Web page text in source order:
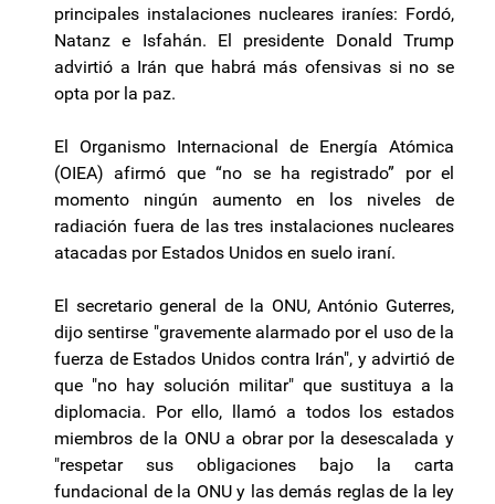
principales instalaciones nucleares iraníes: Fordó,
Natanz e Isfahán. El presidente Donald Trump
advirtió a Irán que habrá más ofensivas si no se
opta por la paz.
El Organismo Internacional de Energía Atómica
(OIEA) afirmó que “no se ha registrado” por el
momento ningún aumento en los niveles de
radiación fuera de las tres instalaciones nucleares
atacadas por Estados Unidos en suelo iraní.
El secretario general de la ONU, António Guterres,
dijo sentirse "gravemente alarmado por el uso de la
fuerza de Estados Unidos contra Irán", y advirtió de
que "no hay solución militar" que sustituya a la
diplomacia. Por ello, llamó a todos los estados
miembros de la ONU a obrar por la desescalada y
"respetar sus obligaciones bajo la carta
fundacional de la ONU y las demás reglas de la ley